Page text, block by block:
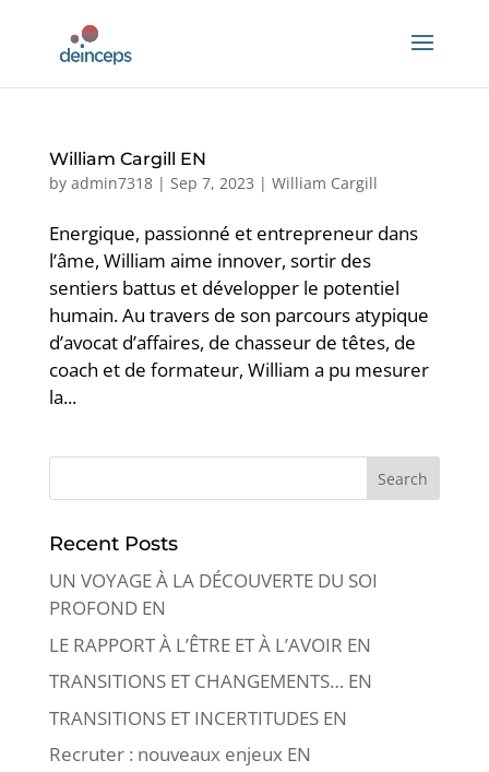
William Cargill EN
by admin7318| Sep 7, 2023 | William Cargill
Energique, passionné et entrepreneur dans
l’âme, William aime innover, sortir des
sentiers battus et développer le potentiel
humain. Au travers de son parcours atypique
d’avocat d’affaires, de chasseur de têtes, de
coach et de formateur, William a pu mesurer
la...
Recent Posts
UN VOYAGE À LA DÉCOUVERTE DU SOI
PROFOND EN
LE RAPPORT À L’ÊTRE ET À L’AVOIR EN
TRANSITIONS ET CHANGEMENTS… EN
TRANSITIONS ET INCERTITUDES EN
Recruter : nouveaux enjeux EN